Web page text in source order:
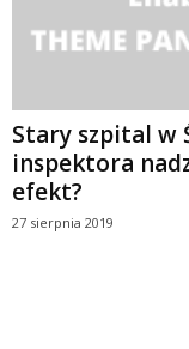
Stary szpital w
inspektora
efekt?
27 sierpnia 2019